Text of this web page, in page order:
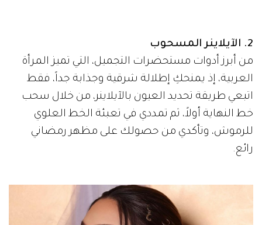
2. الآيلاينر المسحوب
من أبرز أدوات مستحضرات التجميل، التي تميز المرأة
العربية، إذ يمنحكِ إطلالة شرقية وجذابة جداً، فقط
اتبعي طريقة تحديد العيون بالآيلاينر، من خلال سحب
خط النهاية أولاً، ثم تمددي في تعبئة الخط العلوي
للرموش، وتأكدي من حصولك على مظهر رمضاني
رائع.